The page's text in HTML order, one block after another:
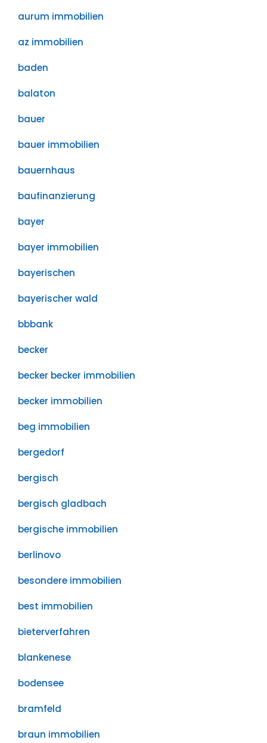
aurum immobilien
az immobilien
baden
balaton
bauer
bauer immobilien
bauernhaus
baufinanzierung
bayer
bayer immobilien
bayerischen
bayerischer wald
bbbank
becker
becker becker immobilien
becker immobilien
beg immobilien
bergedorf
bergisch
bergisch gladbach
bergische immobilien
berlinovo
besondere immobilien
best immobilien
bieterverfahren
blankenese
bodensee
bramfeld
braun immobilien